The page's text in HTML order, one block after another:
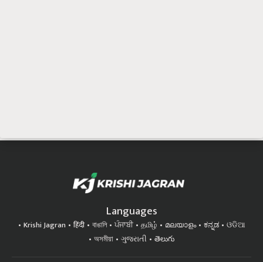
Languages
Krishi Jagran हिंदी বাঙালি ਪੰਜਾਬੀ தமிழ் മലയാളം ಕನ್ನಡ
ଓଡିଆ
অসমীয়া
ગુજરાતી తెలుగు